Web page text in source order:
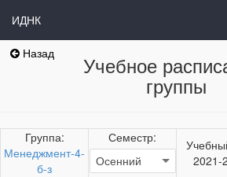
ИДНК
Назад Учебное
группы
Группа:
Менеджмент-4-
б-з
Семестр:
2021-